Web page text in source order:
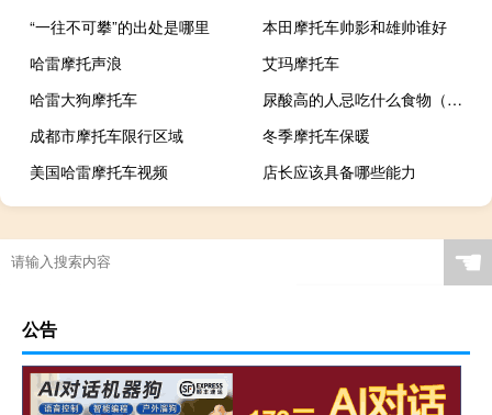
“一往不可攀”的出处是哪里
本田摩托车帅影和雄帅谁好
哈雷摩托声浪
艾玛摩托车
哈雷大狗摩托车
尿酸高的人忌吃什么食物（尿酸高的人忌吃什么）
成都市摩托车限行区域
冬季摩托车保暖
美国哈雷摩托车视频
店长应该具备哪些能力
☚
公告